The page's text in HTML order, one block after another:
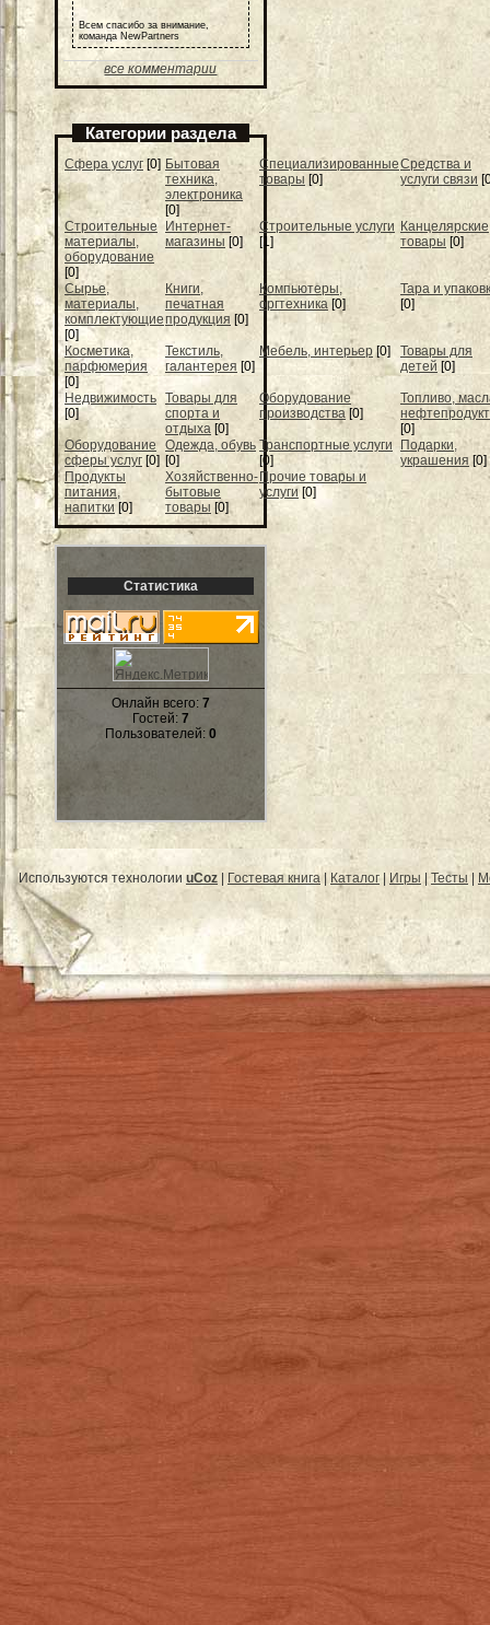
Всем спасибо за внимание,
команда NewPartners
все комментарии
Категории раздела
Cфера услуг [0] Бытовая
техника,
электроника
[0]
Специализированные
товары [0]
Средства и
услуги связи
Строительные
материалы,
оборудование
[0]
Интернет-
магазины [0]
Строительные услуги
[1]
Канцелярские
товары [0]
Сырье,
материалы,
комплектующие
[0]
Книги,
печатная
продукция [0]
Компьютеры,
оргтехника [0]
Тара и
[0]
Косметика,
парфюмерия
[0]
Текстиль,
галантерея [0]
Мебель, интерьер [0]
Товары для
детей [0]
Недвижимость
[0]
Товары для
спорта и
отдыха [0]
Оборудование
производства [0]
Топливо,
[0]
Оборудование
сферы услуг [0]
Одежда, обувь
[0]
Транспортные услуги
[0]
Подарки,
украшения [0]
Продукты
питания,
напитки [0]
Хозяйственно-
бытовые
товары [0]
Прочие товары и
услуги [0]
Статистика
Онлайн всего: 7
Гостей: 7
Пользователей: 0
Используются технологии uCoz Гостевая книга Каталог Игры Тесты